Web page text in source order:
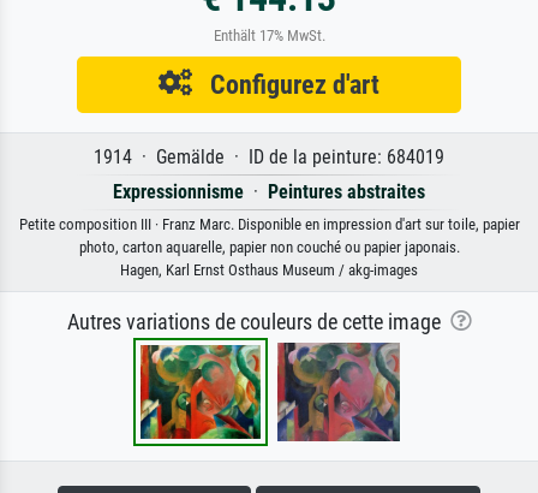
Enthält 17% MwSt.
Configurez d'art
1914 · Gemälde · ID de la peinture: 684019
Expressionnisme · Peintures abstraites
Petite composition III · Franz Marc. Disponible en impression d'art sur toile, papier
photo, carton aquarelle, papier non couché ou papier japonais.
Hagen, Karl Ernst Osthaus Museum / akg-images
Autres variations de couleurs de cette image